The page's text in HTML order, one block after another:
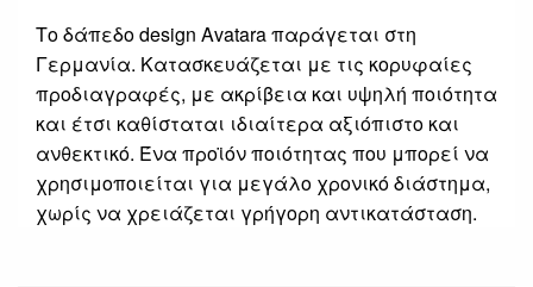
Το δάπεδο design Avatara παράγεται στη
Γερμανία. Κατασκευάζεται με τις κορυφαίες
προδιαγραφές, με ακρίβεια και υψηλή ποιότητα
και έτσι καθίσταται ιδιαίτερα αξιόπιστο και
ανθεκτικό. Ένα προϊόν ποιότητας που μπορεί να
χρησιμοποιείται για μεγάλο χρονικό διάστημα,
χωρίς να χρειάζεται γρήγορη αντικατάσταση.